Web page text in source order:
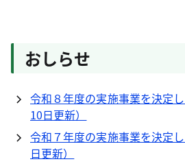
おしらせ
令和８年度の実施事業を決定
10日更新）
令和７年度の実施事業を決定
日更新）